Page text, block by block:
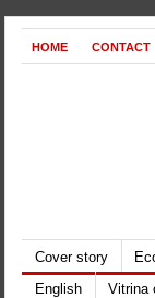
HOME CONTACT
Cover story
English
Vitrina